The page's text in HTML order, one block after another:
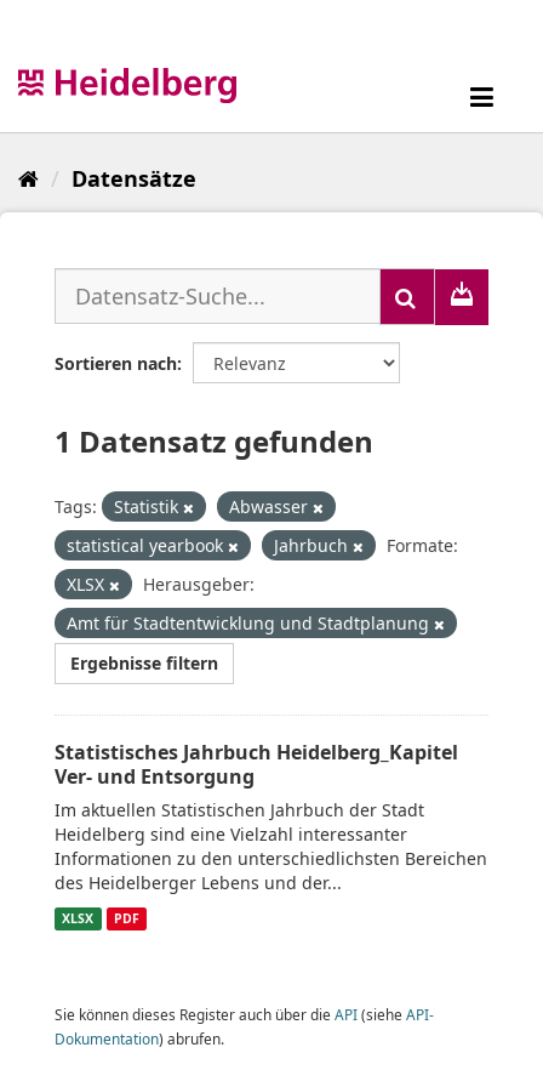
Datensätze
Sortieren nach
1 Datensatz gefunden
Tags: Statistik
Abwasser
statistical yearbook
Jahrbuch
Formate:
XLSX
Herausgeber:
Amt für Stadtentwicklung und Stadtplanung
Ergebnisse filtern
Statistisches Jahrbuch Heidelberg_Kapitel
Ver- und Entsorgung
Im aktuellen Statistischen Jahrbuch der Stadt
Heidelberg sind eine Vielzahl interessanter
Informationen zu den unterschiedlichsten Bereichen
des Heidelberger Lebens und der...
XLSX PDF
Sie können dieses Register auch über die API(siehe API-
Dokumentation) abrufen.